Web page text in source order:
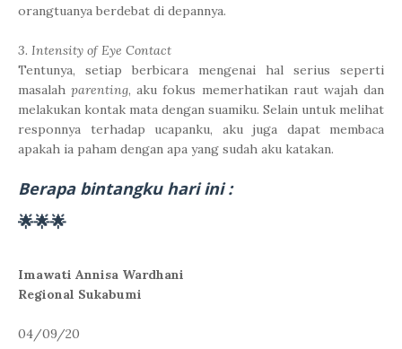
orangtuanya berdebat di depannya.
3. Intensity of Eye Contact
Tentunya, setiap berbicara mengenai hal serius seperti
masalahparenting, aku fokus memerhatikan raut wajah dan
melakukan kontak mata dengan suamiku. Selain untuk melihat
responnya terhadap ucapanku, aku juga dapat membaca
apakah ia paham dengan apa yang sudah aku katakan.
Berapa bintangku hari ini :
🌟🌟🌟
Imawati Annisa Wardhani
Regional Sukabumi
04/09/20